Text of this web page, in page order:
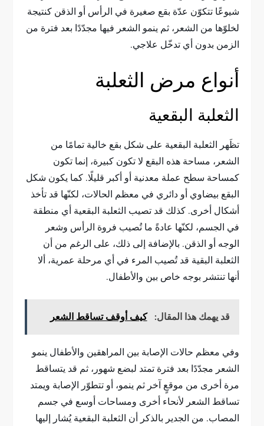
شيوعًا تتكوّن عدّة بقع صغيرة في الرأس أو الذقن كنتيجة
لخلوّها من الشعر، ثم ينمو الشعر فيها مجدّدًا بعد فترة من
الزمن بدون أي تدخّل علاجي.
أنواع مرض الثعلبة
الثعلبة البقعية
تظَهر الثعلبة البقعية على شكل بقع خالية تمامًا من
الشعر، مساحة هذه البقع لا تكون كبيرة، إنما تكون
كمساحة سطح عملة معدنية أو أكبر قليلًا. كما يكون شكل
البقع بيضاوي أو دائري في معظم الحالات، لكنّها قد تأخذ
أشكال أخرى. كذلك قد تصيب الثعلبة البقعية أي منطقة
في الجسم، لكنّها عادةً ما تُصيب فروة الرأس وشعر
الوجه أو الذقن. بالإضافة إلى ذلك، على الرغم من أن
الثعلبة البقية قد تُصيب المرء في أي مرحلة عمرية، ألا
أنها تنتشر بوجه خاص بين والأطفال.
قد يهمك هذا المقال: كيف أوقف تساقط الشعر
وفي معظم حالات الإصابة بين المراهقين والأطفال ينمو
الشعر مجدّدًا بعد فترة تمتد لبضع شهور، ثم قد يتساقط
مرة أخرى من موقعٍ آخر ثم ينمو، أو تتطوّر الإصابة ويمتد
تساقط الشعر لأنحاء أخرى ومساحات أوسع في جسم
المصاب. من الجدير بالذكر أن الثعلبة البقعية يُشار إليها